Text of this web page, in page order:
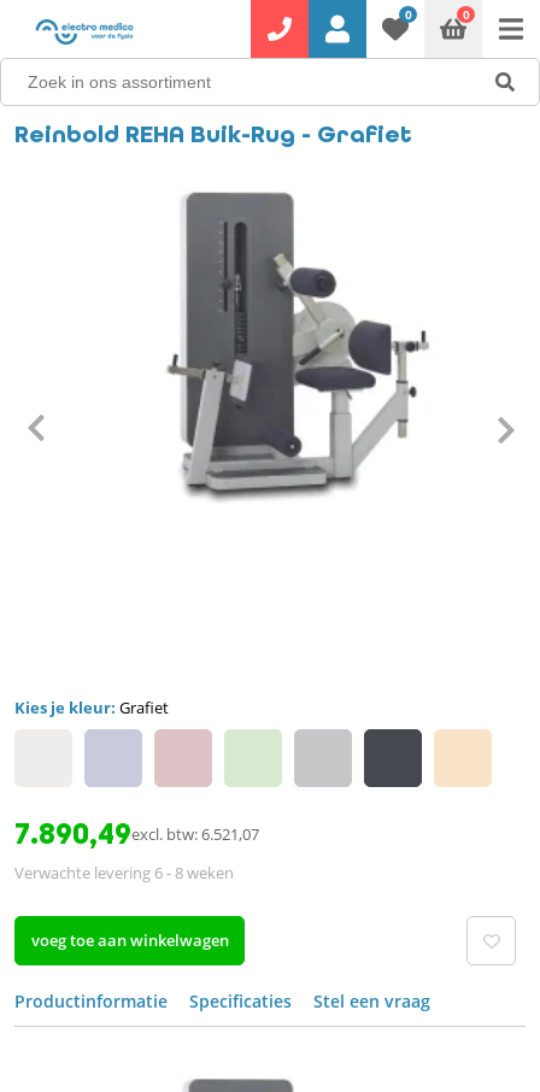
0 0
Reinbold REHA Buik-Rug - Grafiet
Kies je kleur: Grafiet
7.890,49excl. btw: 6.521,07
Verwachte levering 6 - 8 weken
voeg toe aan winkelwagen
Productinformatie Specificaties Stel een vraag